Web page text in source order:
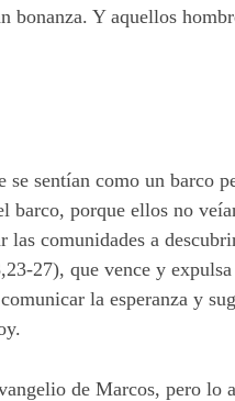
Y aquellos
sentían como un barco
barco, porque ellos no
comunidades a
27), que vence y
la esperanza y
de Marcos, pero lo